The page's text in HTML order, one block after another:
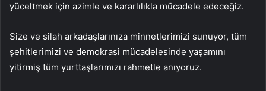
yüceltmek için azimle ve kararlılıkla mücadele edeceğiz.
Size ve silah arkadaşlarınıza minnetlerimizi sunuyor, tüm
şehitlerimizi ve demokrasi mücadelesinde yaşamını
yitirmiş tüm yurttaşlarımızı rahmetle anıyoruz.